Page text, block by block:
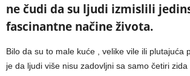
ne čudi da su ljudi izmislili
fascinantne načine života.
Bilo da su to male kuće , velike vile ili plutajuća
je da ljudi više nisu zadovljni sa samo četiri zida